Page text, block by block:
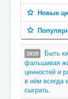
Новые
3929
Быть
фальшивая
ценностей и
в нём всегда
сыграть.